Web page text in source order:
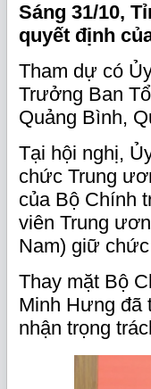
Sáng 31/10,
quyết định
Tham dự có
Trưởng Ban
Quảng Bình,
Tại hội nghị,
chức Trung
của Bộ Chính
viên Trung
Nam) giữ
Thay mặt Bộ
Minh Hưng đã
nhận trọng